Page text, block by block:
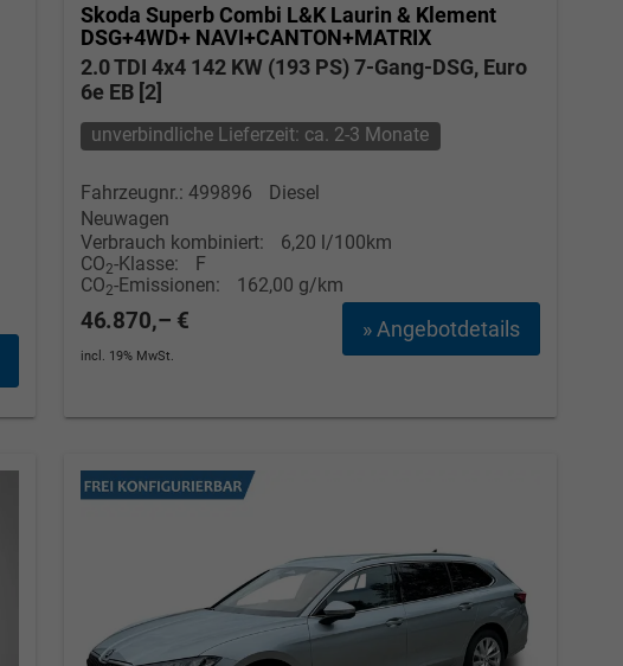
Skoda Superb Combi L&K Laurin & Klement
DSG+4WD+ NAVI+CANTON+MATRIX
2.0 TDI 4x4 142 KW (193 PS) 7-Gang-DSG, Euro
6e EB [2]
unverbindliche Lieferzeit: ca. 2-3 Monate
Fahrzeugnr.: 499896
Diesel
Neuwagen
Verbrauch kombiniert:
6,20 l/100km
CO2-Klasse:
F
CO2-Emissionen: 162,00 g/km
» Angebotdetails
46.870,– €
incl. 19% MwSt.